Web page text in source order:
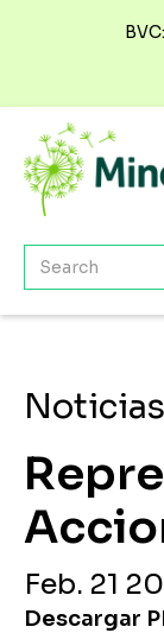
BVC:
Noticias
Feb. 21
Descargar